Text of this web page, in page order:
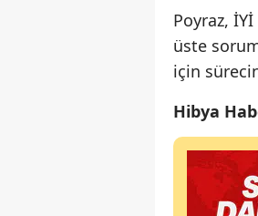
Poyraz,
üste
için
Hibya